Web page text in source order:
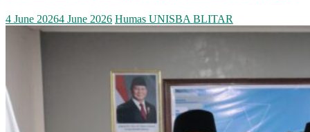
4 June 20264 June 2026 Humas UNISBA BLITAR